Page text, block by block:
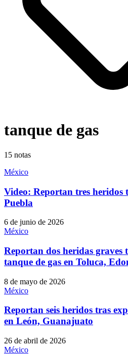
tanque de gas
15 notas
México
Video: Reportan tres heridos
Puebla
6 de junio de 2026
México
Reportan dos heridas graves
tanque de gas en Toluca,
8 de mayo de 2026
México
Reportan seis heridos tras
en León, Guanajuato
26 de abril de 2026
México